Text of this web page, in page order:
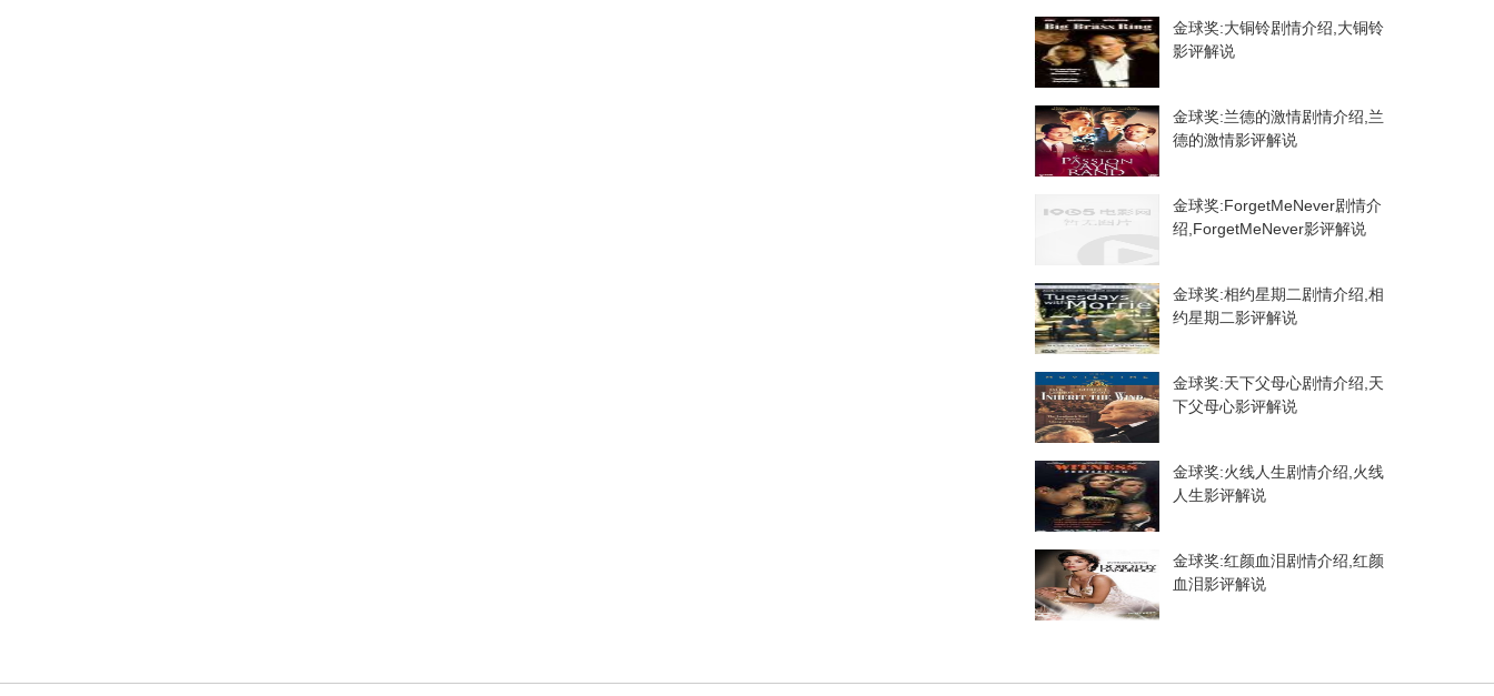
金球奖:大铜铃剧情介绍,大铜铃
影评解说
金球奖:兰德的激情剧情介绍,兰
德的激情影评解说
金球奖:ForgetMeNever剧情介
绍,ForgetMeNever影评解说
金球奖:相约星期二剧情介绍,相
约星期二影评解说
金球奖:天下父母心剧情介绍,天
下父母心影评解说
金球奖:火线人生剧情介绍,火线
人生影评解说
金球奖:红颜血泪剧情介绍,红颜
血泪影评解说